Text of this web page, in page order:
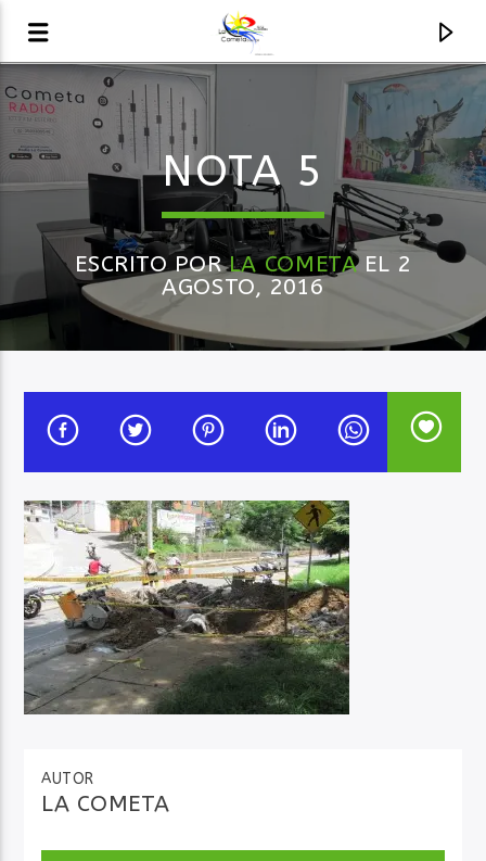
AUDIO EN VIVO
LA COMETA, SEÑALES A CIELO ABIERTO
Audio en Vivo
NOTA 5
ESCRITO PORLA COMETAEL 2
AGOSTO, 2016
AUTOR
LA COMETA